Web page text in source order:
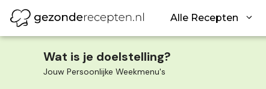
naar
de
Alle Recepten
Wat is je doelstelling?
Jouw Persoonlijke Weekmenu's